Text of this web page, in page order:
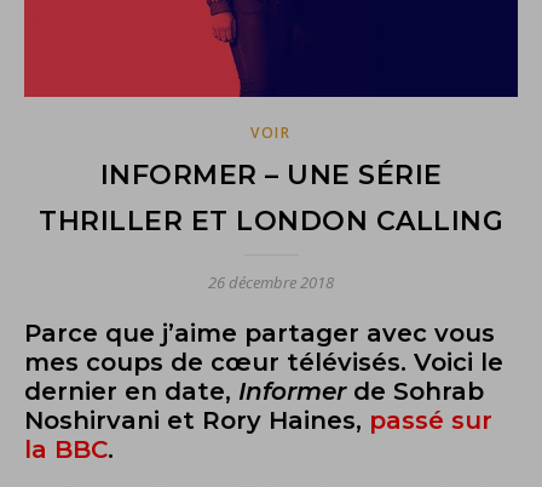
VOIR
INFORMER – UNE SÉRIE
THRILLER ET LONDON CALLING
26 décembre 2018
Parce que j’aime partager avec vous
mes coups de cœur télévisés. Voici le
dernier en date, Informerde Sohrab
Noshirvani et Rory Haines, passé sur
la BBC.